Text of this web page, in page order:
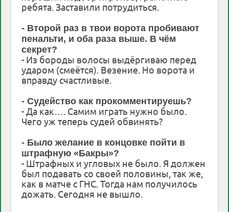
ребята. Заставили потрудиться.
- Второй раз в твои ворота пробивают
пенальти, и оба раза выше. В чём
секрет?
- Из бороды волосы выдёргиваю перед
ударом (смеётся). Везение. Но ворота и
вправду счастливые.
- Судейство как прокомментируешь?
- Да как…. Самим играть нужно было.
Чего уж теперь судей обвинять?
- Было желание в концовке пойти в
штрафную «Бакры»?
- Штрафных и угловых не было. Я должен
был подавать со своей половины, так же,
как в матче с ГНС. Тогда нам получилось
дожать. Сегодня не вышло.